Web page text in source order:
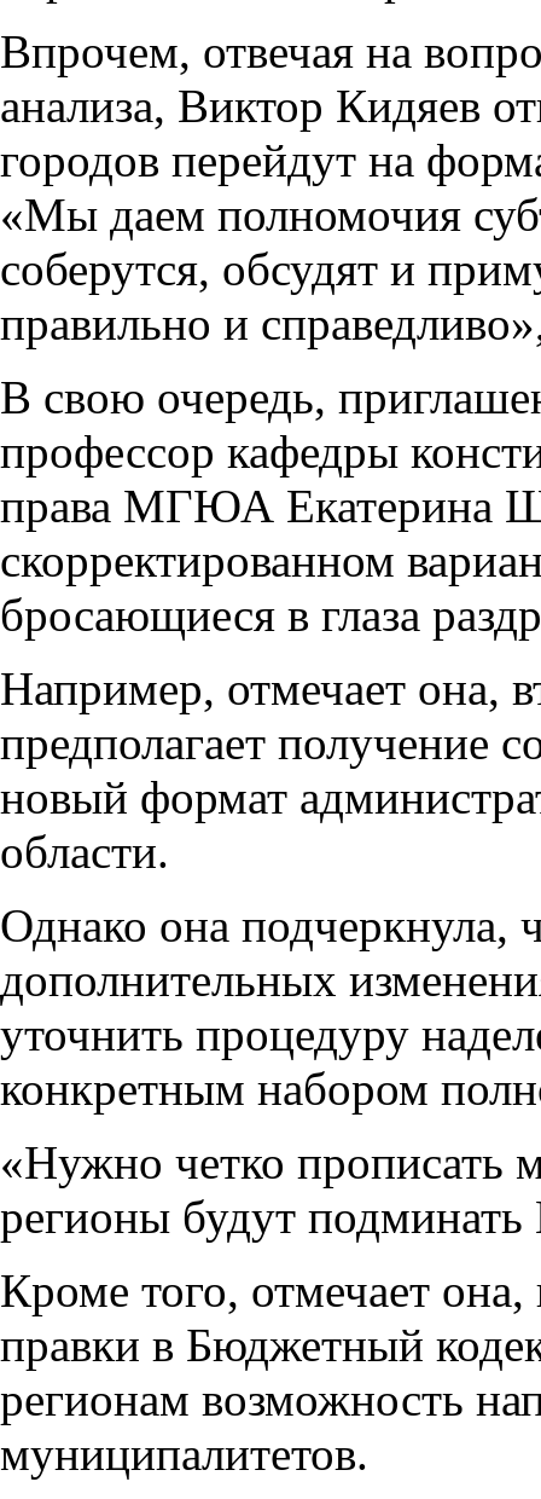
Впрочем, отвечая на
анализа, Виктор Кидяев
городов перейдут на
«Мы даем полномочия
соберутся, обсудят и
правильно и
В свою очередь,
профессор кафедры
права МГЮА Екатерина
скорректированном
бросающиеся в глаза
Например, отмечает она,
предполагает получение
новый формат
области.
Однако она подчеркнула,
дополнительных
уточнить процедуру
конкретным набором
«Нужно четко прописать
регионы будут
Кроме того, отмечает
правки в Бюджетный
регионам возможность
муниципалитетов.